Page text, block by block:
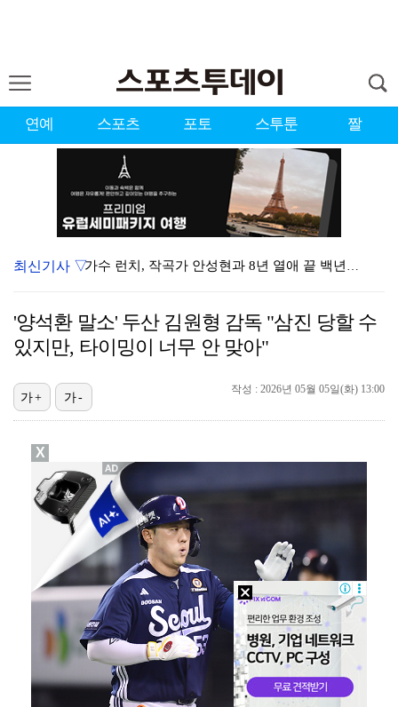
연예 스포츠 포토 스투툰 짤
가수 런치, 작곡가 안성현과 8년 열애 끝 백년가약…결…
[ST포토] 차준환, 화려한 아이스쇼
[ST포토] 차준환, 피겨왕자가 연기하는 성진우
[ST포토] 차준환, 레벨업
[ST포토] 차준환 노래도 들을 수 있는 아이스쇼
[ST포토] 차준환, 얼굴에 홀릭
최신기사 ▽
'양석환 말소' 두산 김원형 감독 "삼진 당할 수
있지만, 타이밍이 너무 안 맞아"
작성 : 2026년 05월 05일(화) 13:00
가+ 가-
X